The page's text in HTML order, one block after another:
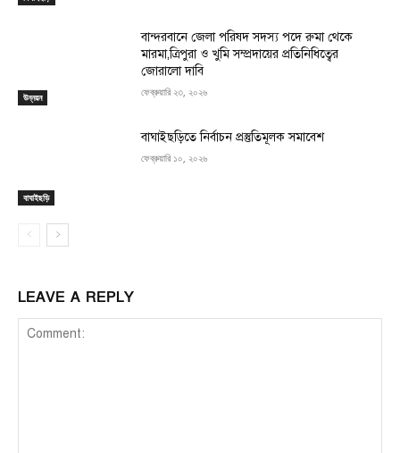
উন্নয়ন
বান্দরবানে জেলা পরিষদ সদস্য পদে রুমা থেকে
মারমা,ত্রিপুরা ও খুমি সম্প্রদায়ের প্রতিনিধিত্বের
জোরালো দাবি
ফেব্রুয়ারি ২৩, ২০২৬
বাঘাইছড়ি
বাঘাইছড়িতে নির্বাচন প্রস্তুতিমূলক সমাবেশ
ফেব্রুয়ারি ১০, ২০২৬
LEAVE A REPLY